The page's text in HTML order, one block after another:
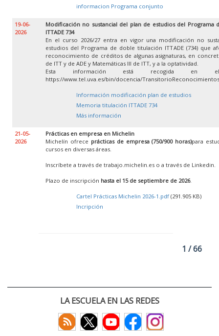
informacion Programa conjunto
19-06-
2026
Modificación no sustancial del plan de estudios del Programa
ITTADE 734
En el curso 2026/27 entra en vigor una modificación no
estudios del Programa de doble titulación ITTADE (734) que
reconocimiento de créditos de algunas asignaturas, en
de ITT y de ADE y Matemáticas III de ITT, y a la optatividad.
Esta información está recogida en el
https://www.tel.uva.es/bin/docencia/
Información modificación plan de estudios
Memoria titulación ITTADE 734
Más información
21-05-
2026
Prácticas en empresa en Michelin
Michelín ofrece prácticas de empresa (750/900 horas)para
cursos en diversas áreas.
Inscríbete a través de trabajo.michelin.es o a través de Linkedin.
Plazo de inscripción hasta el 15 de septiembre de 2026.
Cartel Prácticas Michelin 2026-1.pdf (291.905 KB)
Incripción
1 / 66
LA ESCUELA EN LAS REDES